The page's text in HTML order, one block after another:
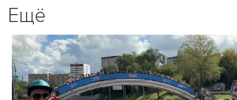
Ещё